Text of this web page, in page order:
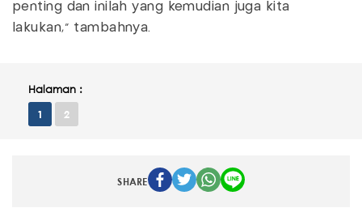
penting dan inilah yang kemudian juga kita
lakukan," tambahnya.
Halaman :
1 2
SHARE